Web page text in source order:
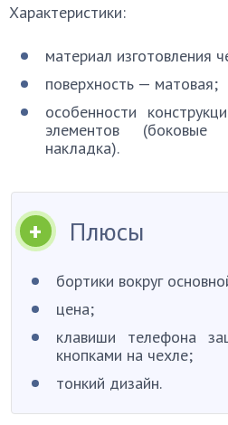
Характеристики:
материал изготовления
поверхность — матовая;
особенности
элементов
накладка).
Плюсы
бортики вокруг
цена;
клавиши телефона
кнопками на чехле;
тонкий дизайн.